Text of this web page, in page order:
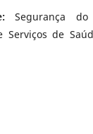
Segurança
Serviços de